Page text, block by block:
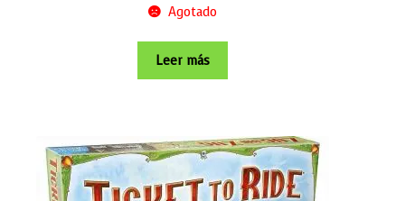
Agotado
Leer más